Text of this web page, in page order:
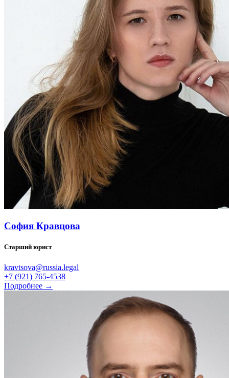
София Кравцова
Старший юрист
kravtsova@russia.legal
+7 (921) 765-4538
Подробнее →